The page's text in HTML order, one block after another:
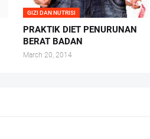
GIZI DAN NUTRISI
PRAKTIK DIET PENURUNAN
BERAT BADAN
March 20, 2014